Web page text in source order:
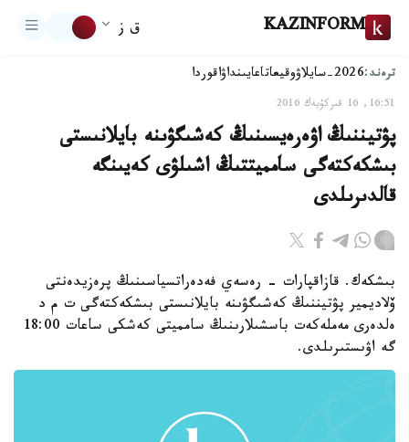
KAZINFORM ق ز
ترەند:2026-سايلاۋ وقيعاتاعايىنداۋاقوردا
16:51, 16 قىركۇيەك 2016
پۋتيننىڭ اۋەرەيسىنىڭ كەشىگۋىنە بايلانىستى
بىشكەكتەگى سامميتتىڭ اشىلۋى كەيىنگە
قالدىرىلدى
بىشكەك. قازاقپارات - رەسەي فەدەراتسياسىنىڭ پرەزيدەنتى
ۆلاديمير پۋتيننىڭ كەشىگۋىنە بايلانىستى بىشكەكتەگى ت م د
ەلدەرى مەملەكەت باسشىلارىنىڭ سامميتى كەشكى ساعات 18:00
گە اۋىستىرىلدى.